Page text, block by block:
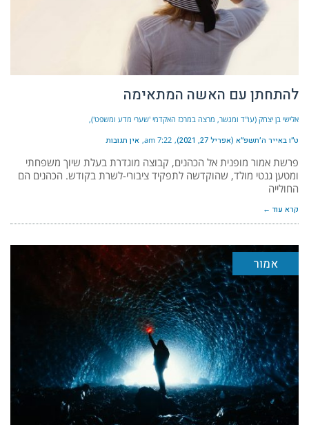
להתחתן עם האשה המתאימה
אלישי בן יצחק (עו"ד ומגשר, מרצה במרכז האקדמי 'שערי מדע ומשפט')
ט״ו באייר ה׳תשפ״א (אפריל 27, 2021) 7:22 am אין תגובות
פרשת אמור מופנית אל הכהנים, קבוצה מוגדרת בעלת שיוך משפחתי
ומטען גנטי מולד, שהוקדשה לתפקיד ציבורי-לשרת בקודש. הכהנים הם
החולייה
קרא עוד ←
אמור